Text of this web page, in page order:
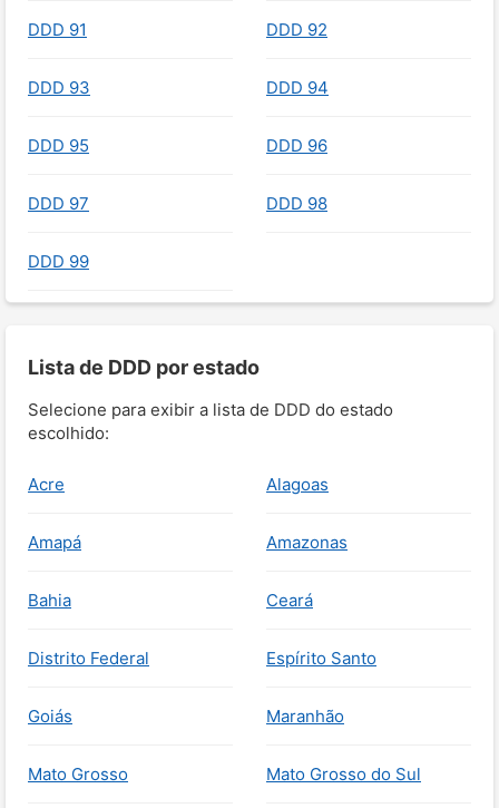
DDD 91 DDD 92
DDD 93 DDD 94
DDD 95 DDD 96
DDD 97 DDD 98
DDD 99
Lista de DDD por estado
Selecione para exibir a lista de DDD do estado
escolhido:
Acre Alagoas
Amapá Amazonas
Bahia Ceará
Distrito Federal Espírito Santo
Goiás Maranhão
Mato Grosso Mato Grosso do Sul